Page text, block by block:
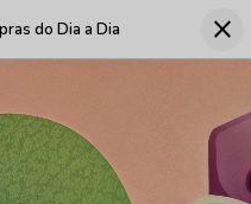
do Dia a Dia close